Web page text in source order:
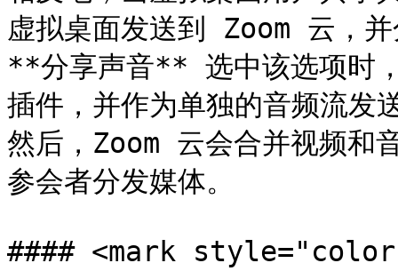
虚拟桌面发送到 Zoom 云，
**分享声音** 选中该选项时
插件，并作为单独的音频流发
然后，Zoom 云会合并视频和
参会者分发媒体。
#### <mark style="color: